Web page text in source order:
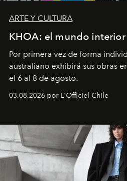
ARTE Y CULTURA
KHOA: el mundo
Por primera vez de forma
australiano exhibirá sus obras
el 6 al 8 de agosto.
03.08.2026 por L'Officiel Chile